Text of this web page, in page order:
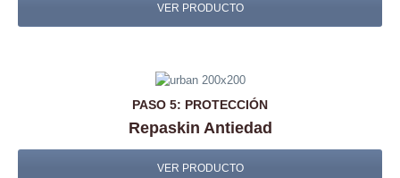
VER PRODUCTO
PASO 5: PROTECCIÓN
Repaskin Antiedad
VER PRODUCTO